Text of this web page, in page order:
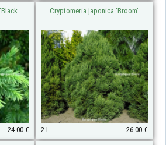
24.00 €
Cryptomeria japonica 'Broom'
2 L 26.00 €